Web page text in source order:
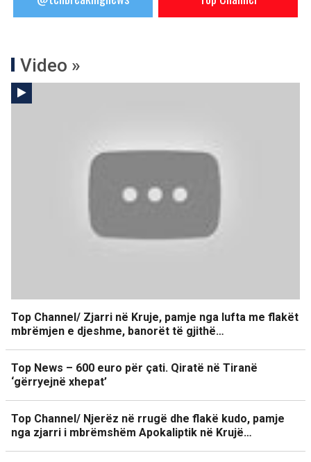
Video »
Top Channel/ Zjarri në Kruje, pamje nga lufta me flakët
mbrëmjen e djeshme, banorët të gjithë…
Top News – 600 euro për çati. Qiratë në Tiranë
‘gërryejnë xhepat’
Top Channel/ Njerëz në rrugë dhe flakë kudo, pamje
nga zjarri i mbrëmshëm Apokaliptik në Krujë…